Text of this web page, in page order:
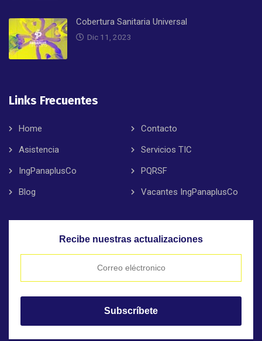
Cobertura Sanitaria Universal
Dic 11, 2023
Links Frecuentes
Home
Contacto
Asistencia
Servicios TIC
IngPanaplusCo
PQRSF
Blog
Vacantes IngPanaplusCo
Recibe nuestras actualizaciones